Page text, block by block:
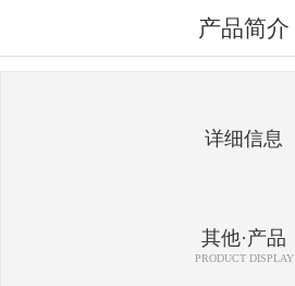
产品简介
详细信息
其他·产品
PRODUCT DISPLAY